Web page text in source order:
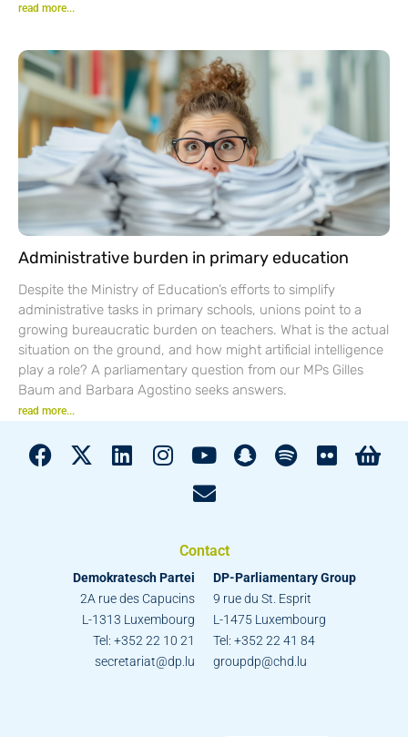
read more...
Administrative burden in primary education
Despite the Ministry of Education’s efforts to simplify
administrative tasks in primary schools, unions point to a
growing bureaucratic burden on teachers. What is the actual
situation on the ground, and how might artificial intelligence
play a role? A parliamentary question from our MPs Gilles
Baum and Barbara Agostino seeks answers.
read more...
Contact
Demokratesch Partei
2A rue des Capucins
L-1313 Luxembourg
Tel: +352 22 10 21
secretariat@dp.lu
DP-Parliamentary Group
9 rue du St. Esprit
L-1475 Luxembourg
Tel: +352 22 41 84
groupdp@chd.lu